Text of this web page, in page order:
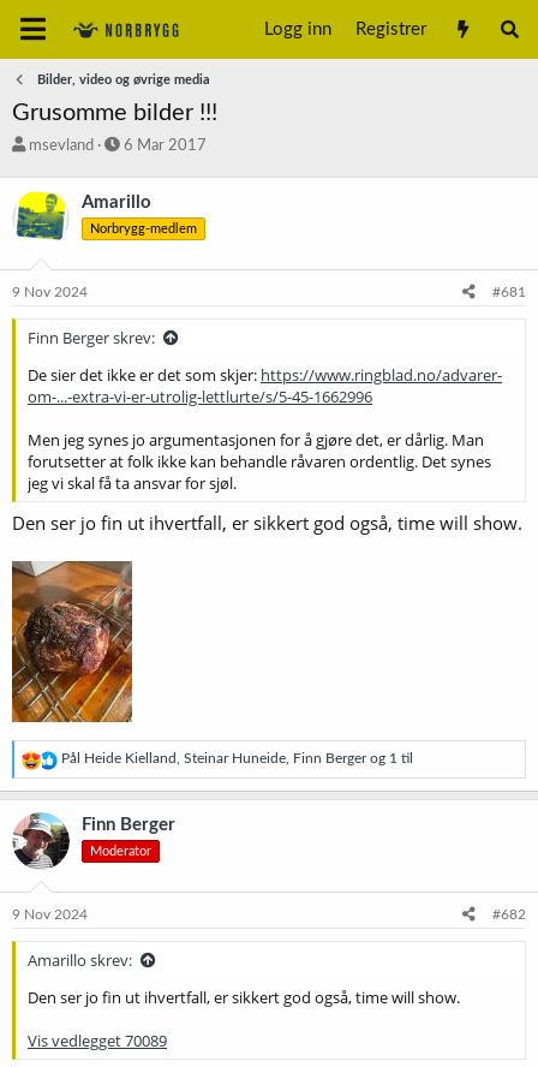
Logg inn Registrer
Bilder, video og øvrige media
Grusomme bilder !!!
T
å
d
s
a
r
t
e
msevland
S
r
t
a
o
6 Mar 2017
Amarillo
Norbrygg-medlem
9 Nov 2024 #681
Finn Berger skrev:
De sier det ikke er det som skjer: https://www.ringblad.no/advarer-
om-...-extra-vi-er-utrolig-lettlurte/s/5-45-1662996
Men jeg synes jo argumentasjonen for å gjøre det, er dårlig. Man
forutsetter at folk ikke kan behandle råvaren ordentlig. Det synes
jeg vi skal få ta ansvar for sjøl.
Den ser jo fin ut ihvertfall, er sikkert god også, time will show.
R
e
a
s
j
n
e
Pål Heide Kielland Steinar Huneide Finn Bergerog 1 til
Finn Berger
Moderator
9 Nov 2024 #682
Amarillo skrev:
Den ser jo fin ut ihvertfall, er sikkert god også, time will show.
Vis vedlegget 70089